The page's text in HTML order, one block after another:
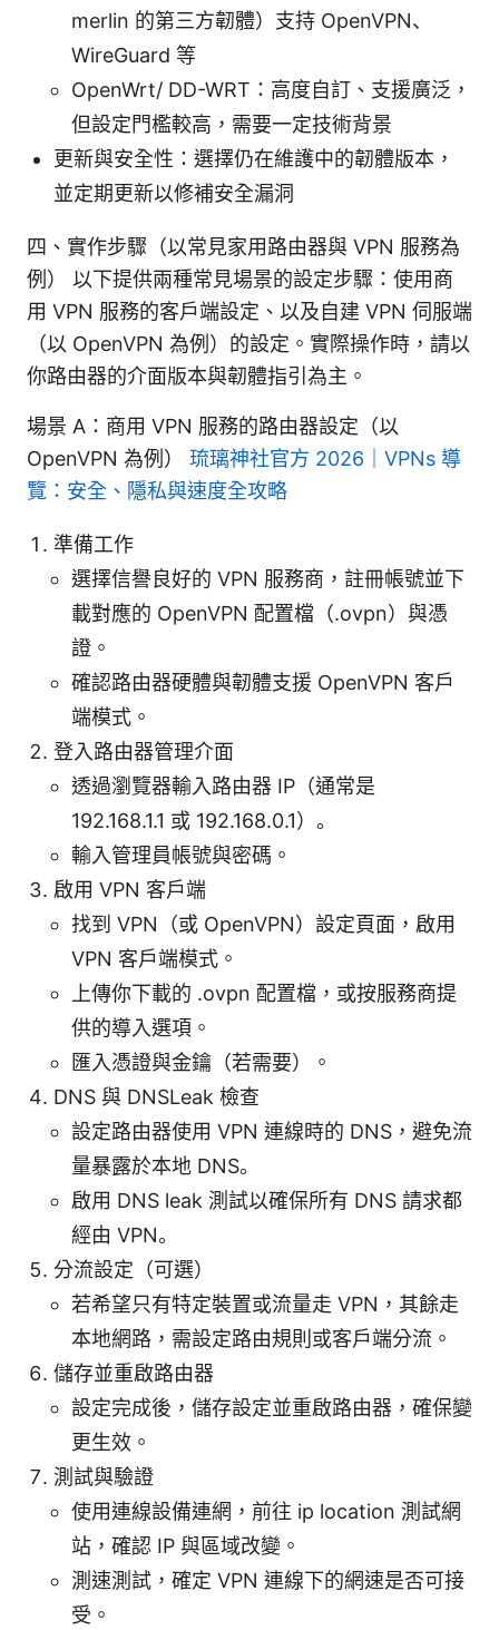
merlin 的第三方韌體）支持 OpenVPN、
WireGuard 等
OpenWrt/ DD-WRT：高度自訂、支援廣泛，
但設定門檻較高，需要一定技術背景
更新與安全性：選擇仍在維護中的韌體版本，
並定期更新以修補安全漏洞
四、實作步驟（以常見家用路由器與 VPN 服務為
例） 以下提供兩種常見場景的設定步驟：使用商
用 VPN 服務的客戶端設定、以及自建 VPN 伺服端
（以 OpenVPN 為例）的設定。實際操作時，請以
你路由器的介面版本與韌體指引為主。
場景 A：商用 VPN 服務的路由器設定（以
OpenVPN 為例） 琉璃神社官方 2026｜VPNs 導
覽：安全、隱私與速度全攻略
準備工作
選擇信譽良好的 VPN 服務商，註冊帳號並下
載對應的 OpenVPN 配置檔（.ovpn）與憑
證。
確認路由器硬體與韌體支援 OpenVPN 客戶
端模式。
登入路由器管理介面
透過瀏覽器輸入路由器 IP（通常是
192.168.1.1 或 192.168.0.1）。
輸入管理員帳號與密碼。
啟用 VPN 客戶端
找到 VPN（或 OpenVPN）設定頁面，啟用
VPN 客戶端模式。
上傳你下載的 .ovpn 配置檔，或按服務商提
供的導入選項。
匯入憑證與金鑰（若需要）。
DNS 與 DNSLeak 檢查
設定路由器使用 VPN 連線時的 DNS，避免流
量暴露於本地 DNS。
啟用 DNS leak 測試以確保所有 DNS 請求都
經由 VPN。
分流設定（可選）
若希望只有特定裝置或流量走 VPN，其餘走
本地網路，需設定路由規則或客戶端分流。
儲存並重啟路由器
設定完成後，儲存設定並重啟路由器，確保變
更生效。
測試與驗證
使用連線設備連網，前往 ip location 測試網
站，確認 IP 與區域改變。
測速測試，確定 VPN 連線下的網速是否可接
受。